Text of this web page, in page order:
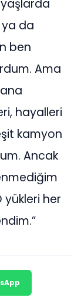
da
ben
Ama
hayalleri
kamyon
Ancak
yükleri her